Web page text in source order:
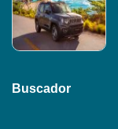
Buscador